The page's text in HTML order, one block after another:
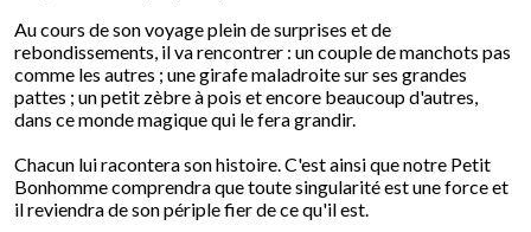
Au cours de son voyage plein de surprises et de
rebondissements, il va rencontrer : un couple de manchots pas
comme les autres ; une girafe maladroite sur ses grandes
pattes ; un petit zèbre à pois et encore beaucoup d'autres,
dans ce monde magique qui le fera grandir.
Chacun lui racontera son histoire. C'est ainsi que notre Petit
Bonhomme comprendra que toute singularité est une force et
il reviendra de son périple fier de ce qu'il est.